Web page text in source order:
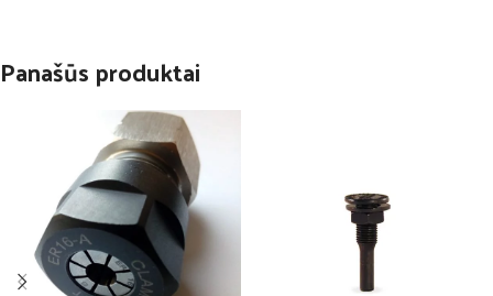
Panašūs produktai